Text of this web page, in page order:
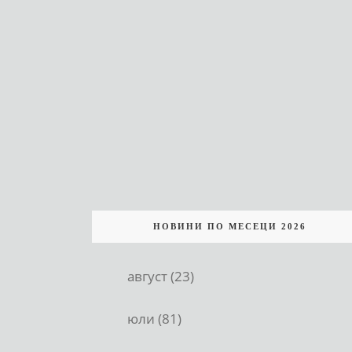
НОВИНИ ПО МЕСЕЦИ 2026
август (23)
юли (81)